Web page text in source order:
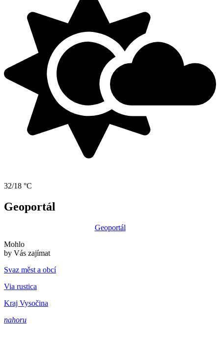
32/18 °C
Geoportál
Geoportál
Mohlo
by Vás zajímat
Svaz měst a obcí
Via rustica
Kraj Vysočina
nahoru